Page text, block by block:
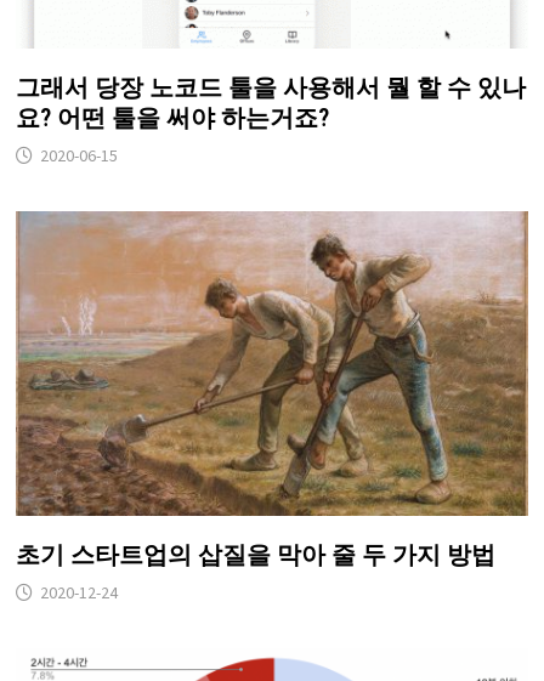
그래서 당장 노코드 툴을 사용해서 뭘 할 수 있나
요? 어떤 툴을 써야 하는거죠?
2020-06-15
초기 스타트업의 삽질을 막아 줄 두 가지 방법
2020-12-24